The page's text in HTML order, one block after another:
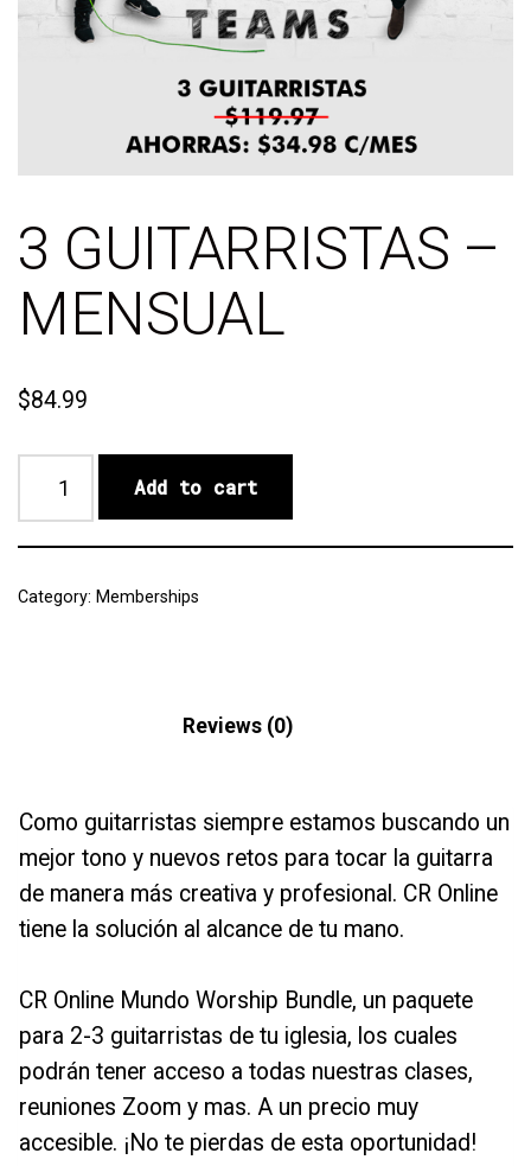
3 GUITARRISTAS –
MENSUAL
$84.99
Add to cart
Category: Memberships
Reviews (0)
Como guitarristas siempre estamos buscando un
mejor tono y nuevos retos para tocar la guitarra
de manera más creativa y profesional. CR Online
tiene la solución al alcance de tu mano.
CR Online Mundo Worship Bundle, un paquete
para 2-3 guitarristas de tu iglesia, los cuales
podrán tener acceso a todas nuestras clases,
reuniones Zoom y mas. A un precio muy
accesible. ¡No te pierdas de esta oportunidad!